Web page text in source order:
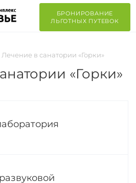
БРОНИРОВАНИЕ
ЛЬГОТНЫХ ПУТЕВОК
Лечение в санатории «Горки»
«Горки»